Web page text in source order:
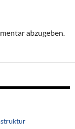
abzugeben.